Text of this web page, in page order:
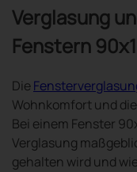
Verglasung
Fenstern
Die
Wohnkomfort und
Bei einem Fenster
Verglasung
gehalten wird und